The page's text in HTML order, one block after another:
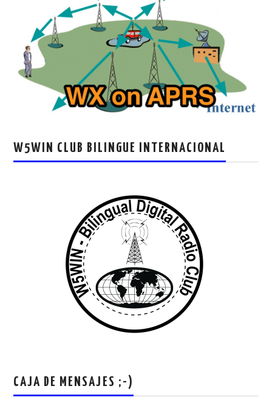
W5WIN CLUB BILINGUE INTERNACIONAL
CAJA DE MENSAJES ;-)